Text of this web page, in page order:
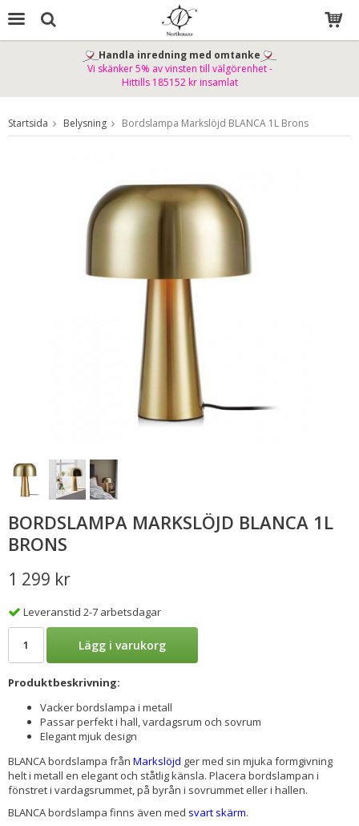
Produkten har blivit tillagd i varukorgen
Handla inredning med omtanke
Vi skänker 5% av vinsten till välgörenhet -
Hittills 185152 kr insamlat
Startsida Belysning Bordslampa Markslöjd BLANCA 1L Brons
BORDSLAMPA MARKSLÖJD BLANCA 1L
BRONS
1 299 kr
Leveranstid 2-7 arbetsdagar
Lägg i varukorg
Produktbeskrivning:
Vacker bordslampa i metall
Passar perfekt i hall, vardagsrum och sovrum
Elegant mjuk design
BLANCA bordslampa från Markslöjd ger med sin mjuka formgivning
helt i metall en elegant och ståtlig känsla. Placera bordslampan i
fönstret i vardagsrummet, på byrån i sovrummet eller i hallen.
BLANCA bordslampa finns även med svart skärm.